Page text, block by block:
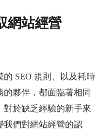
網站經營
SEO 規則、以及耗時
夥伴，都面臨著相同
於缺乏經驗的新手來
我們對網站經營的認